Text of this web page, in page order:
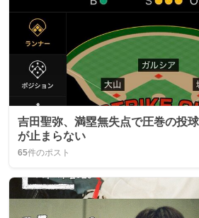
吉田聖弥、満塁無失点で圧巻の投
が止まらない
65件のポスト